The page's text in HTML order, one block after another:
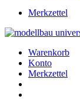
Merkzettel
Warenkorb
Konto
Merkzettel